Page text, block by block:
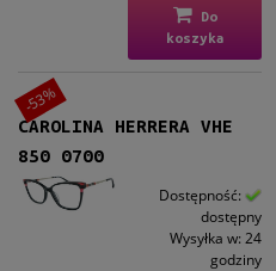
Do
koszyka
CAROLINA HERRERA VHE
850 0700
Dostępność:
dostępny
Wysyłka w: 24
godziny
-53%